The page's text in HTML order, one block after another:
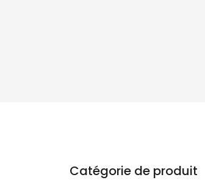
Catégorie de produit